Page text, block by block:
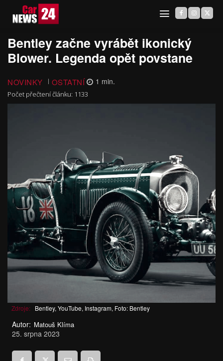
Bentley začne vyrábět ikonický
Blower. Legenda opět povstane
NOVINKY OSTATNÍ 1 min.
Počet přečtení článku: 1133
Zdroje: Bentley, YouTube, Instagram, Foto: Bentley
Autor: Matouš Klíma
25. srpna 2023